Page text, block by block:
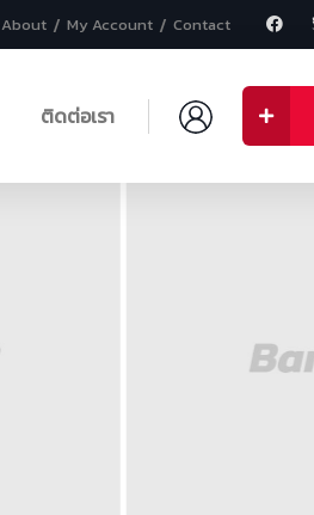
About My Account Contact
ติดต่อเรา